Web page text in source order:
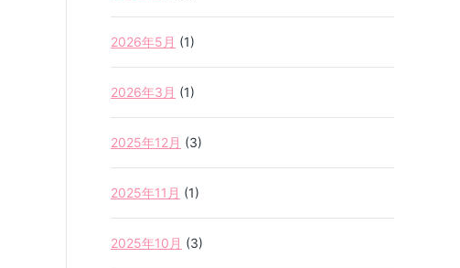
2026年5月 (1)
2026年3月 (1)
2025年12月 (3)
2025年11月 (1)
2025年10月 (3)